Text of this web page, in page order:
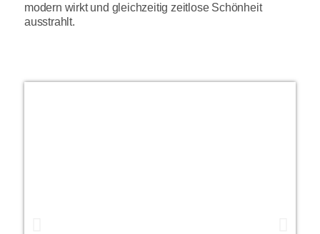
modern wirkt und gleichzeitig zeitlose Schönheit
ausstrahlt.